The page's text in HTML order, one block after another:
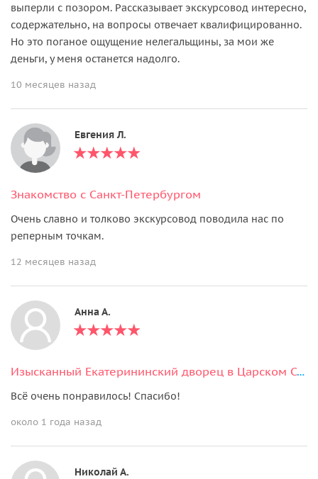
выперли с позором. Рассказывает экскурсовод интересно,
содержательно, на вопросы отвечает квалифицированно.
Но это поганое ощущение нелегальщины, за мои же
деньги, у меня останется надолго.
10 месяцев назад
Евгения Л.
Знакомство с Санкт-Петербургом
Очень славно и толково экскурсовод поводила нас по
реперным точкам.
12 месяцев назад
Анна А.
Изысканный Екатерининский дворец в Царском Селе (Янтарная комната)
Всё очень понравилось! Спасибо!
около 1 года назад
Николай А.